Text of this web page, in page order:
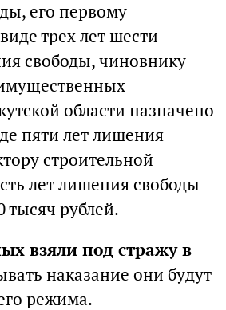
его первому
трех лет шести
свободы, чиновнику
области назначено
пяти лет лишения
строительной
лет лишения свободы
рублей.
взяли под стражу в
наказание они будут
режима.